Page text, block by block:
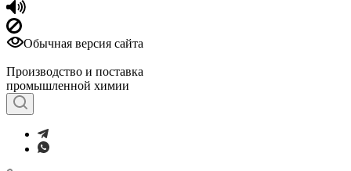
Обычная версия сайта
Производство и поставка
промышленной химии